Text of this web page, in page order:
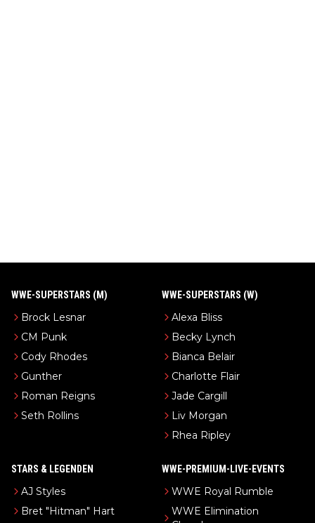
WWE-SUPERSTARS (M)
Brock Lesnar
CM Punk
Cody Rhodes
Gunther
Roman Reigns
Seth Rollins
WWE-SUPERSTARS (W)
Alexa Bliss
Becky Lynch
Bianca Belair
Charlotte Flair
Jade Cargill
Liv Morgan
Rhea Ripley
STARS & LEGENDEN
AJ Styles
Bret "Hitman" Hart
WWE-PREMIUM-LIVE-EVENTS
WWE Royal Rumble
WWE Elimination